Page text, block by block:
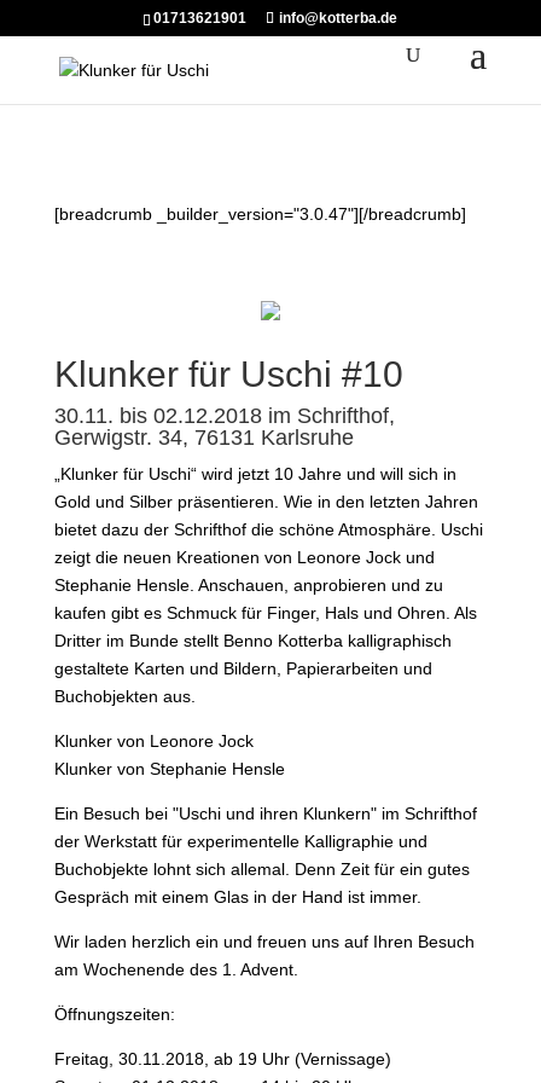
01713621901 info@kotterba.de
[breadcrumb _builder_version="3.0.47"][/breadcrumb]
Klunker für Uschi #10
30.11. bis 02.12.2018 im Schrifthof,
Gerwigstr. 34, 76131 Karlsruhe
„Klunker für Uschi“ wird jetzt 10 Jahre und will sich in
Gold und Silber präsentieren. Wie in den letzten Jahren
bietet dazu der Schrifthof die schöne Atmosphäre. Uschi
zeigt die neuen Kreationen von Leonore Jockund
Stephanie Hensle. Anschauen, anprobieren und zu
kaufen gibt es Schmuck für Finger, Hals und Ohren. Als
Dritter im Bunde stellt Benno Kotterba kalligraphisch
gestaltete Karten und Bildern, Papierarbeiten und
Buchobjekten aus.
Klunker von Leonore Jock
Klunker von Stephanie Hensle
Ein Besuch bei "Uschi und ihren Klunkern" im Schrifthof
der Werkstatt für experimentelle Kalligraphie und
Buchobjekte lohnt sich allemal. Denn Zeit für ein gutes
Gespräch mit einem Glas in der Hand ist immer.
Wir laden herzlich ein und freuen uns auf Ihren Besuch
am Wochenende des 1. Advent.
Öffnungszeiten:
Freitag, 30.11.2018, ab 19 Uhr (Vernissage)